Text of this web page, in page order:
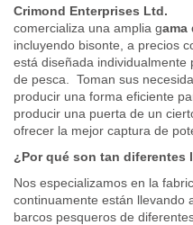
Crimond Enterprises Ltd.
comercializa una amplia gama
incluyendo bisonte, a precios
está diseñada
de pesca. Toman sus
producir una forma eficiente
producir una puerta de un
ofrecer la mejor captura de
¿Por qué son tan diferentes
Nos especializamos en la
continuamente están llevando
barcos pesqueros de